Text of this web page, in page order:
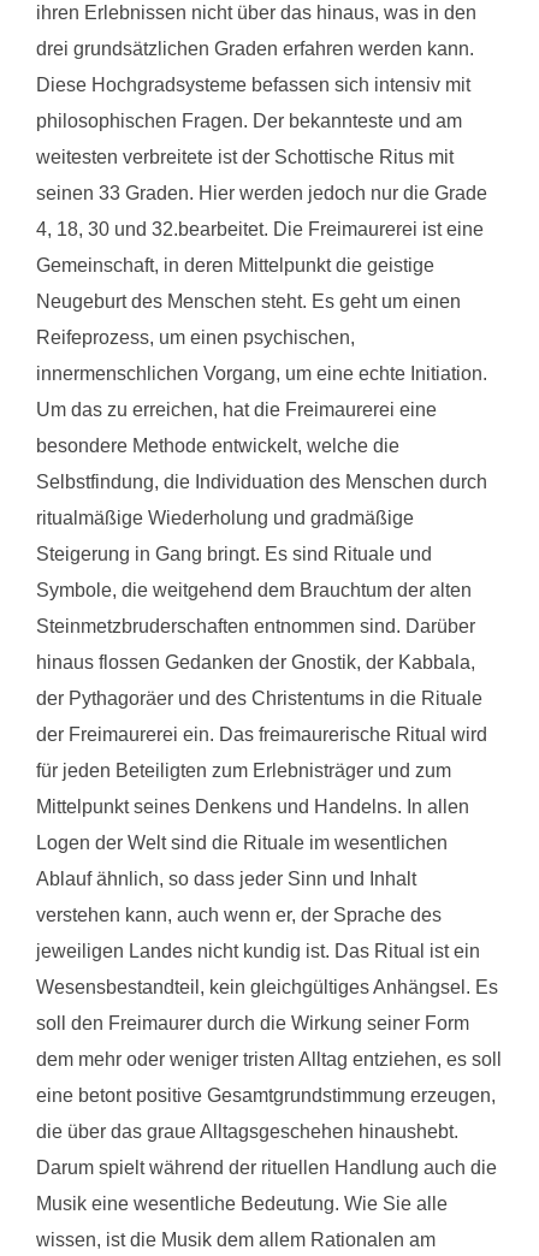
ihren Erlebnissen nicht über das hinaus, was in den
drei grundsätzlichen Graden erfahren werden kann.
Diese Hochgradsysteme befassen sich intensiv mit
philosophischen Fragen. Der bekannteste und am
weitesten verbreitete ist der Schottische Ritus mit
seinen 33 Graden. Hier werden jedoch nur die Grade
4, 18, 30 und 32.bearbeitet. Die Freimaurerei ist eine
Gemeinschaft, in deren Mittelpunkt die geistige
Neugeburt des Menschen steht. Es geht um einen
Reifeprozess, um einen psychischen,
innermenschlichen Vorgang, um eine echte Initiation.
Um das zu erreichen, hat die Freimaurerei eine
besondere Methode entwickelt, welche die
Selbstfindung, die Individuation des Menschen durch
ritualmäßige Wiederholung und gradmäßige
Steigerung in Gang bringt. Es sind Rituale und
Symbole, die weitgehend dem Brauchtum der alten
Steinmetzbruderschaften entnommen sind. Darüber
hinaus flossen Gedanken der Gnostik, der Kabbala,
der Pythagoräer und des Christentums in die Rituale
der Freimaurerei ein. Das freimaurerische Ritual wird
für jeden Beteiligten zum Erlebnisträger und zum
Mittelpunkt seines Denkens und Handelns. In allen
Logen der Welt sind die Rituale im wesentlichen
Ablauf ähnlich, so dass jeder Sinn und Inhalt
verstehen kann, auch wenn er, der Sprache des
jeweiligen Landes nicht kundig ist. Das Ritual ist ein
Wesensbestandteil, kein gleichgültiges Anhängsel. Es
soll den Freimaurer durch die Wirkung seiner Form
dem mehr oder weniger tristen Alltag entziehen, es soll
eine betont positive Gesamtgrundstimmung erzeugen,
die über das graue Alltagsgeschehen hinaushebt.
Darum spielt während der rituellen Handlung auch die
Musik eine wesentliche Bedeutung. Wie Sie alle
wissen, ist die Musik dem allem Rationalen am